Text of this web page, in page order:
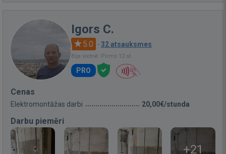
Igors C.
5.0 · 32 atsauksmes
Bija vietnē: Pirms 12 st.
PRO
Cenas
Elektromontāžas darbi 20,00€/stunda
Darbu piemēri
+21